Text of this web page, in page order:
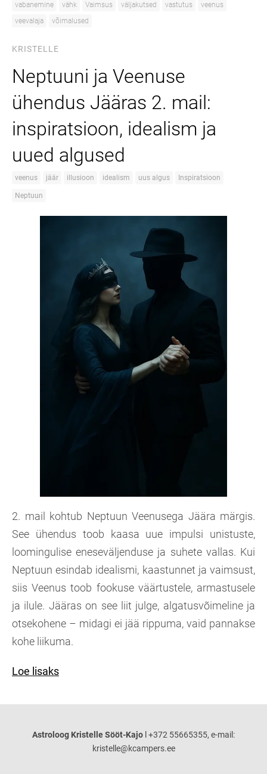
vabanemine
vähk Vaimsus väljakutsed vastutus
veenus
veevalaja
võimalused
KRISTELLE
Neptuuni ja Veenuse
ühendus Jääras 2. mail:
inspiratsioon, idealism ja
uued algused
veenus jäär illusioon idealism uus algus Inspiratsioon
Neptuun
2. mail kohtub Neptuun Veenusega Jäära märgis.
See ühendus toob kaasa uue impulsi unistuste,
loomingulise eneseväljenduse ja suhete vallas. Kui
Neptuun esindab idealismi, kaastunnet ja vaimsust,
siis Veenus toob fookuse väärtustele, armastusele
ja ilule. Jääras on see liit julge, algatusvõimeline ja
otsekohene – midagi ei jää rippuma, vaid pannakse
kohe liikuma.
Loe lisaks
Astroloog Kristelle Sööt-Kajo l +372 55665355, e-mail:
kristelle@kcampers.ee